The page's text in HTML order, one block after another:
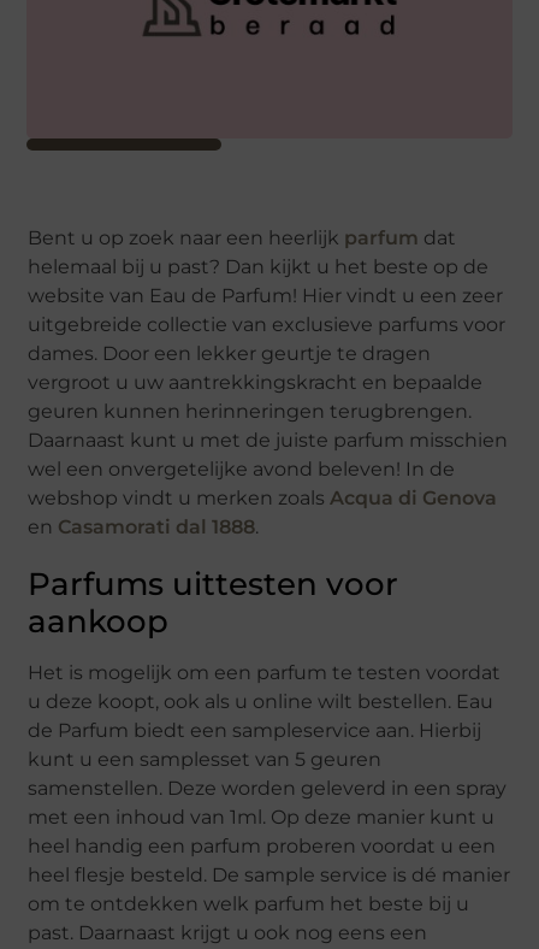
Bent u op zoek naar een heerlijk parfum dat
helemaal bij u past? Dan kijkt u het beste op de
website van Eau de Parfum! Hier vindt u een zeer
uitgebreide collectie van exclusieve parfums voor
dames. Door een lekker geurtje te dragen
vergroot u uw aantrekkingskracht en bepaalde
geuren kunnen herinneringen terugbrengen.
Daarnaast kunt u met de juiste parfum misschien
wel een onvergetelijke avond beleven! In de
webshop vindt u merken zoalsAcqua di Genova
en Casamorati dal 1888.
Parfums uittesten voor
aankoop
Het is mogelijk om een parfum te testen voordat
u deze koopt, ook als u online wilt bestellen. Eau
de Parfum biedt een sampleservice aan. Hierbij
kunt u een samplesset van 5 geuren
samenstellen. Deze worden geleverd in een spray
met een inhoud van 1ml. Op deze manier kunt u
heel handig een parfum proberen voordat u een
heel flesje besteld. De sample service is dé manier
om te ontdekken welk parfum het beste bij u
past. Daarnaast krijgt u ook nog eens een